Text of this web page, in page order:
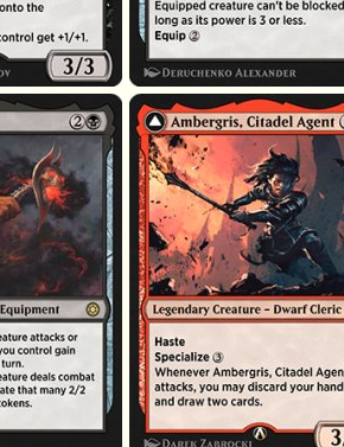
Ambregris, agente de la citadelle